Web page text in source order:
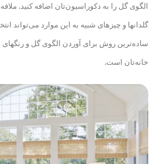
الگوی گل را به دکوراسیون‌تان اضافه کنید.
گلدانها و چیزهای شبیه به این موارد می‌تواند
ساده‌ترین روش برای آوردن الگوی گل و
خانه‌تان است.